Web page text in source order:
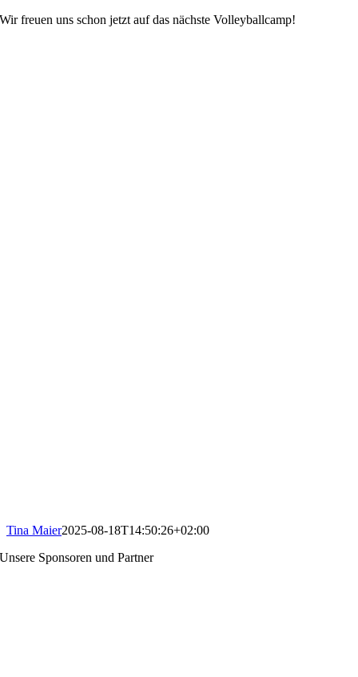
Wir freuen uns schon jetzt auf das nächste Volleyballcamp!
Tina Maier2025-08-18T14:50:26+02:00
Unsere Sponsoren und Partner